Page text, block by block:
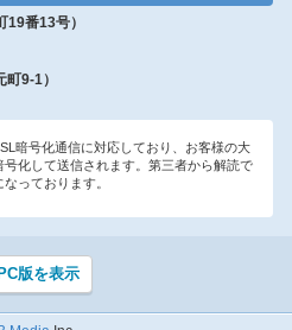
番13号）
9-1）
暗号化通信に対応しており、お客様の大
号化して送信されます。第三者から解読で
っております。